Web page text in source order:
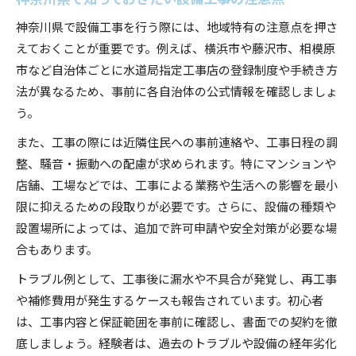
神奈川県で設備工事を行う際には、地域特有の注意点を押さ
えておくことが重要です。例えば、横浜市や藤沢市、相模原
市など自治体ごとに水道局指定工事店の登録制度や手続き方
法が異なるため、事前に各自治体の公式情報を確認しましょ
う。
また、工事の際には近隣住民への事前連絡や、工事日程の調
整、騒音・振動への配慮が求められます。特にマンションや
店舗、工場などでは、工事による業務や生活への影響を最小
限に抑えるための段取りが必要です。さらに、設備の種類や
設置場所によっては、追加で許可申請や安全対策が必要な場
合もあります。
トラブル例として、工事後に漏水や不具合が発覚し、再工事
や補修費用が発生するケースも報告されています。初心者
は、工事内容と保証範囲を事前に確認し、書面での契約を徹
底しましょう。経験者は、過去のトラブルや設備の経年劣化